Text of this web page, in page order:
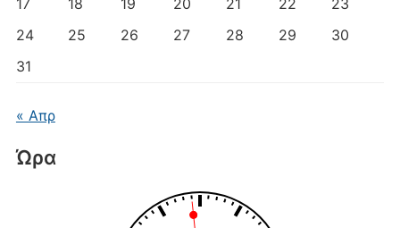
17
18 19 20 21 22
23
24
25 26 27 28 29
30
31
« Απρ
Ώρα